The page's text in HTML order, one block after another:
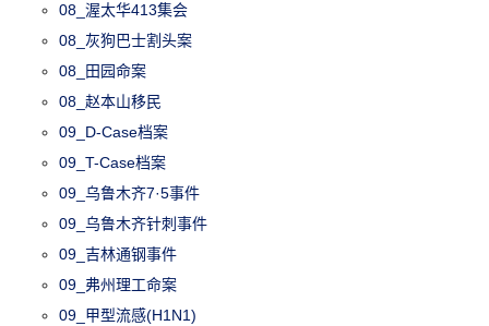
08_渥太华413集会
08_灰狗巴士割头案
08_田园命案
08_赵本山移民
09_D-Case档案
09_T-Case档案
09_乌鲁木齐7·5事件
09_乌鲁木齐针刺事件
09_吉林通钢事件
09_弗州理工命案
09_甲型流感(H1N1)